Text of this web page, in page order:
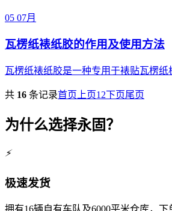
05 07月
瓦楞纸裱纸胶的作用及使用方法
瓦楞纸裱纸胶是一种专用于裱贴瓦楞
共 16 条记录首页 上页1 2下页尾页
为什么选择永固？
⚡
极速发货